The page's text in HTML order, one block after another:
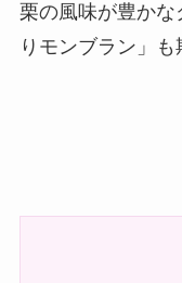
栗の風味が豊か
りモンブラン」も